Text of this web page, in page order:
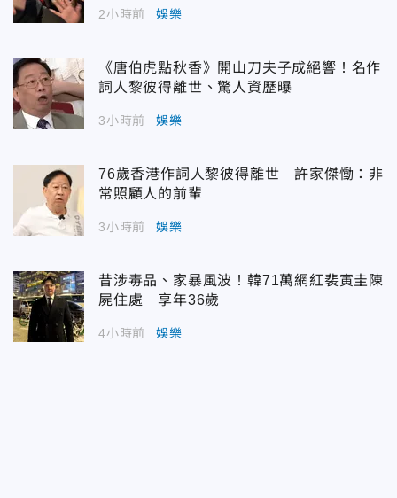
2小時前 娛樂
《唐伯虎點秋香》開山刀夫子成絕響！名作
詞人黎彼得離世、驚人資歷曝
3小時前 娛樂
76歲香港作詞人黎彼得離世 許家傑慟：非
常照顧人的前輩
3小時前 娛樂
昔涉毒品、家暴風波！韓71萬網紅裴寅圭陳
屍住處 享年36歲
4小時前 娛樂